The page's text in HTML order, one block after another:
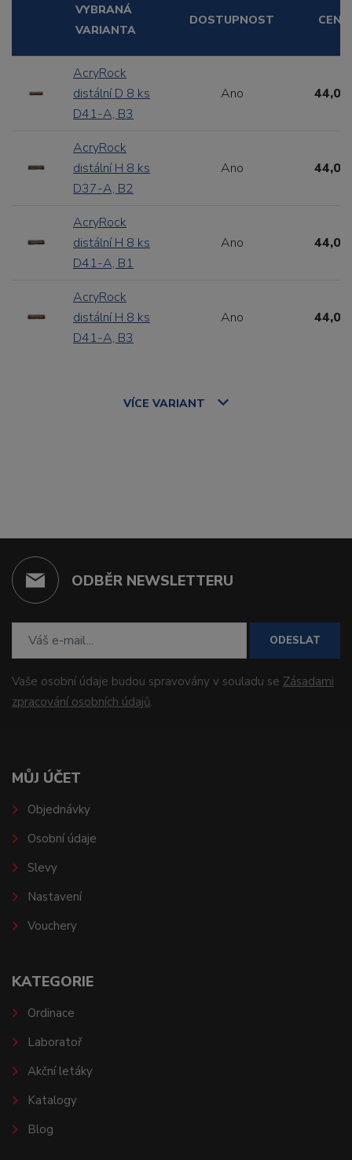
VYBRANÁ
VARIANTA
DOSTUPNOST CENA
AcryRock
distální D 8 ks
D41-A, B3
Ano 44,00
AcryRock
distální H 8 ks
D37-A, B2
Ano 44,00
AcryRock
distální H 8 ks
D41-A, B1
Ano 44,00
AcryRock
distální H 8 ks
D41-A, B3
Ano 44,00
VÍCE VARIANT
ODBĚR NEWSLETTERU
ODESLAT
Vaše osobní údaje budou spravovány v souladu se Zásadami
zpracování osobních údajů.
MŮJ ÚČET
Objednávky
Osobní údaje
Slevy
Nastavení
Vouchery
KATEGORIE
Ordinace
Laboratoř
Akční letáky
Katalogy
Blog